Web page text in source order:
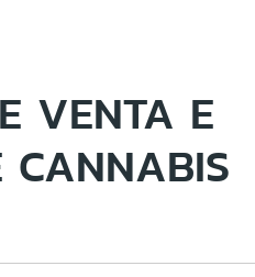
VENTA E
CANNABIS